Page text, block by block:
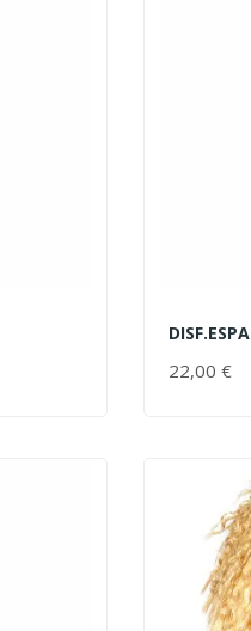
22,00 €